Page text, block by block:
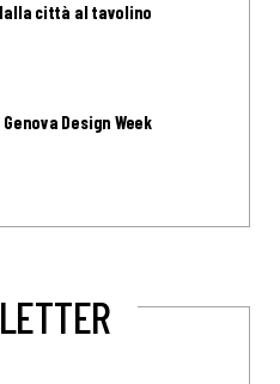
città al tavolino
Design Week